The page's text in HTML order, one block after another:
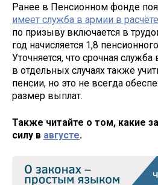
Ранее в Пенсионном фонде
имеет служба в армии в
по призыву включается в
год начисляется 1,8
Уточняется, что срочная
в отдельных случаях также
пенсии, но это не всегда
размер выплат.
Также читайте о том, какие
силу в августе.